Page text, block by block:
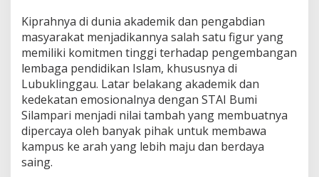
Kiprahnya di dunia akademik dan pengabdian
masyarakat menjadikannya salah satu figur yang
memiliki komitmen tinggi terhadap pengembangan
lembaga pendidikan Islam, khususnya di
Lubuklinggau. Latar belakang akademik dan
kedekatan emosionalnya dengan STAI Bumi
Silampari menjadi nilai tambah yang membuatnya
dipercaya oleh banyak pihak untuk membawa
kampus ke arah yang lebih maju dan berdaya
saing.